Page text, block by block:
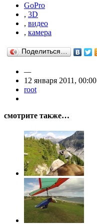
GoPro
, 3D
, видео
, камера
Поделиться…
—
12 января 2011, 00:00
root
смотрите также…